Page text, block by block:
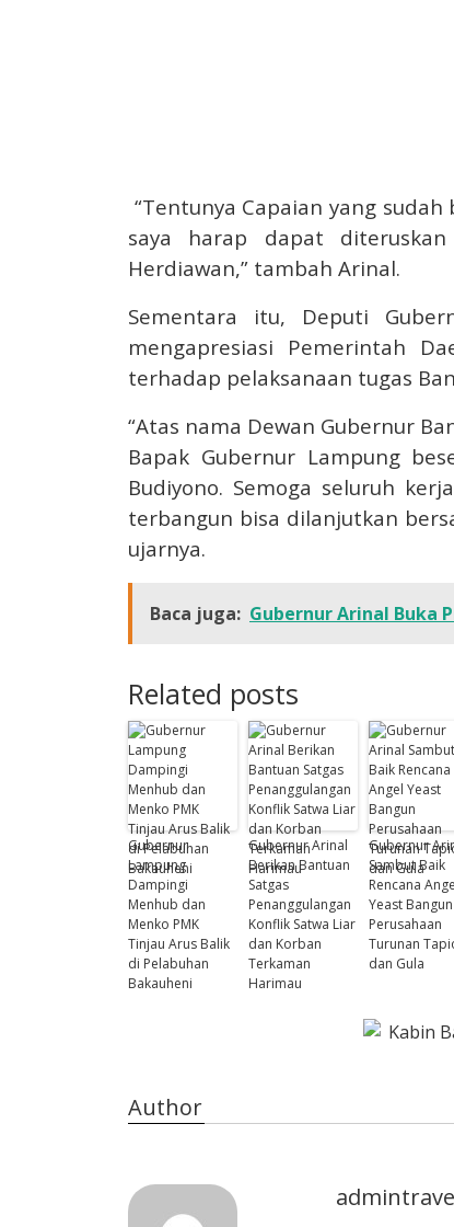
“Tentunya Capaian yang
saya harap dapat
Herdiawan,” tambah Arinal.
Sementara itu, Deputi
mengapresiasi Pemerintah
terhadap pelaksanaan tugas
“Atas nama Dewan Gubernur
Bapak Gubernur Lampung
Budiyono. Semoga seluruh
terbangun bisa dilanjutkan
ujarnya.
Baca juga: Gubernur Arinal Buka
Related posts
Gubernur
Lampung
Dampingi
Menhub dan
Menko PMK
Tinjau Arus Balik
di Pelabuhan
Bakauheni
Gubernur Arinal
Berikan Bantuan
Satgas
Penanggulangan
Konflik Satwa Liar
dan Korban
Terkaman
Harimau
Gubernur
Sambut Baik
Rencana
Yeast Bangun
Perusahaan
Turunan
dan Gula
Author